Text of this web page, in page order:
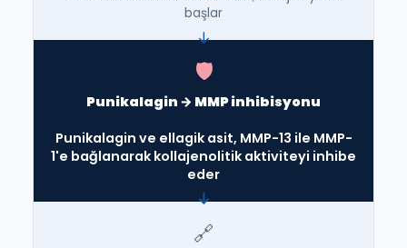
başlar
🛡️
Punikalagin → MMP inhibisyonu
Punikalagin ve ellagik asit, MMP-13 ile MMP-
1'e bağlanarak kollajenolitik aktiviteyi inhibe
eder
🔗